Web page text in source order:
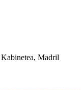
Madril